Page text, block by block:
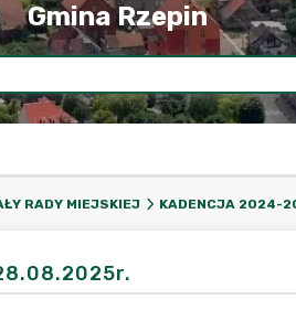
Gmina Rzepin
RADY MIEJSKIEJ KADENCJA 2024-